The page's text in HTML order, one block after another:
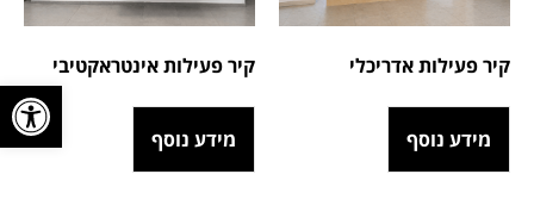
פתח
קיר פעילות אדריכלי
מידע נוסף
קיר פעילות אינטראקטיבי
מידע נוסף